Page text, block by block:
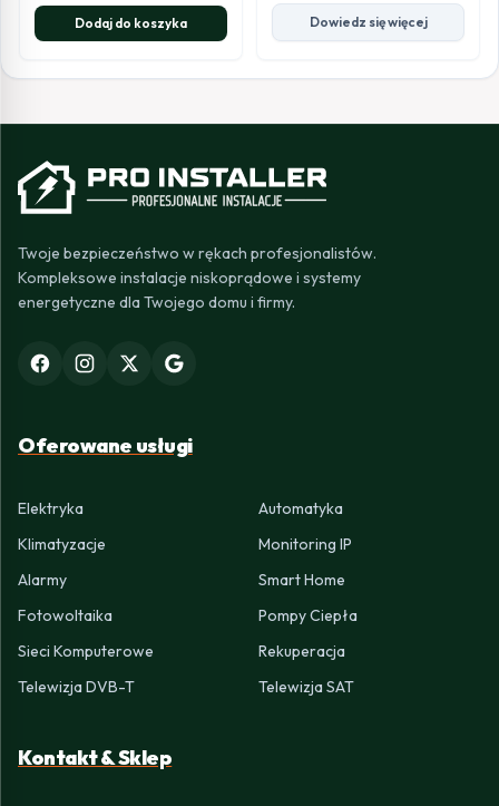
Dodaj do koszyka Dowiedz się więcej
Twoje bezpieczeństwo w rękach profesjonalistów.
Kompleksowe instalacje niskoprądowe i systemy
energetyczne dla Twojego domu i firmy.
Oferowane usługi
Elektryka
Automatyka
Klimatyzacje
Monitoring IP
Alarmy
Smart Home
Fotowoltaika
Pompy Ciepła
Sieci Komputerowe
Rekuperacja
Telewizja DVB-T
Telewizja SAT
Kontakt & Sklep